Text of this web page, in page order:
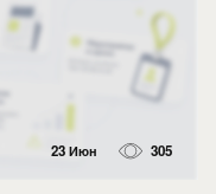
23 Июн 305